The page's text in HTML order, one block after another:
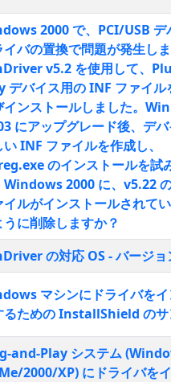
2000 で、PCI/USB デ
イバの置換で問題が発生し
v5.2 を使用して、
デバイス用の INF ファイル
インストールしました。
にアップグレード後、デ
INF ファイルを作成し、
のインストールを試
Windows 2000 に、v5.22
イルがインストールされて
うに削除しますか？
の対応 OS - バージョ
マシンにドライバを
るための InstallShield のサ
and-Play システム
2000/XP) にドライバを